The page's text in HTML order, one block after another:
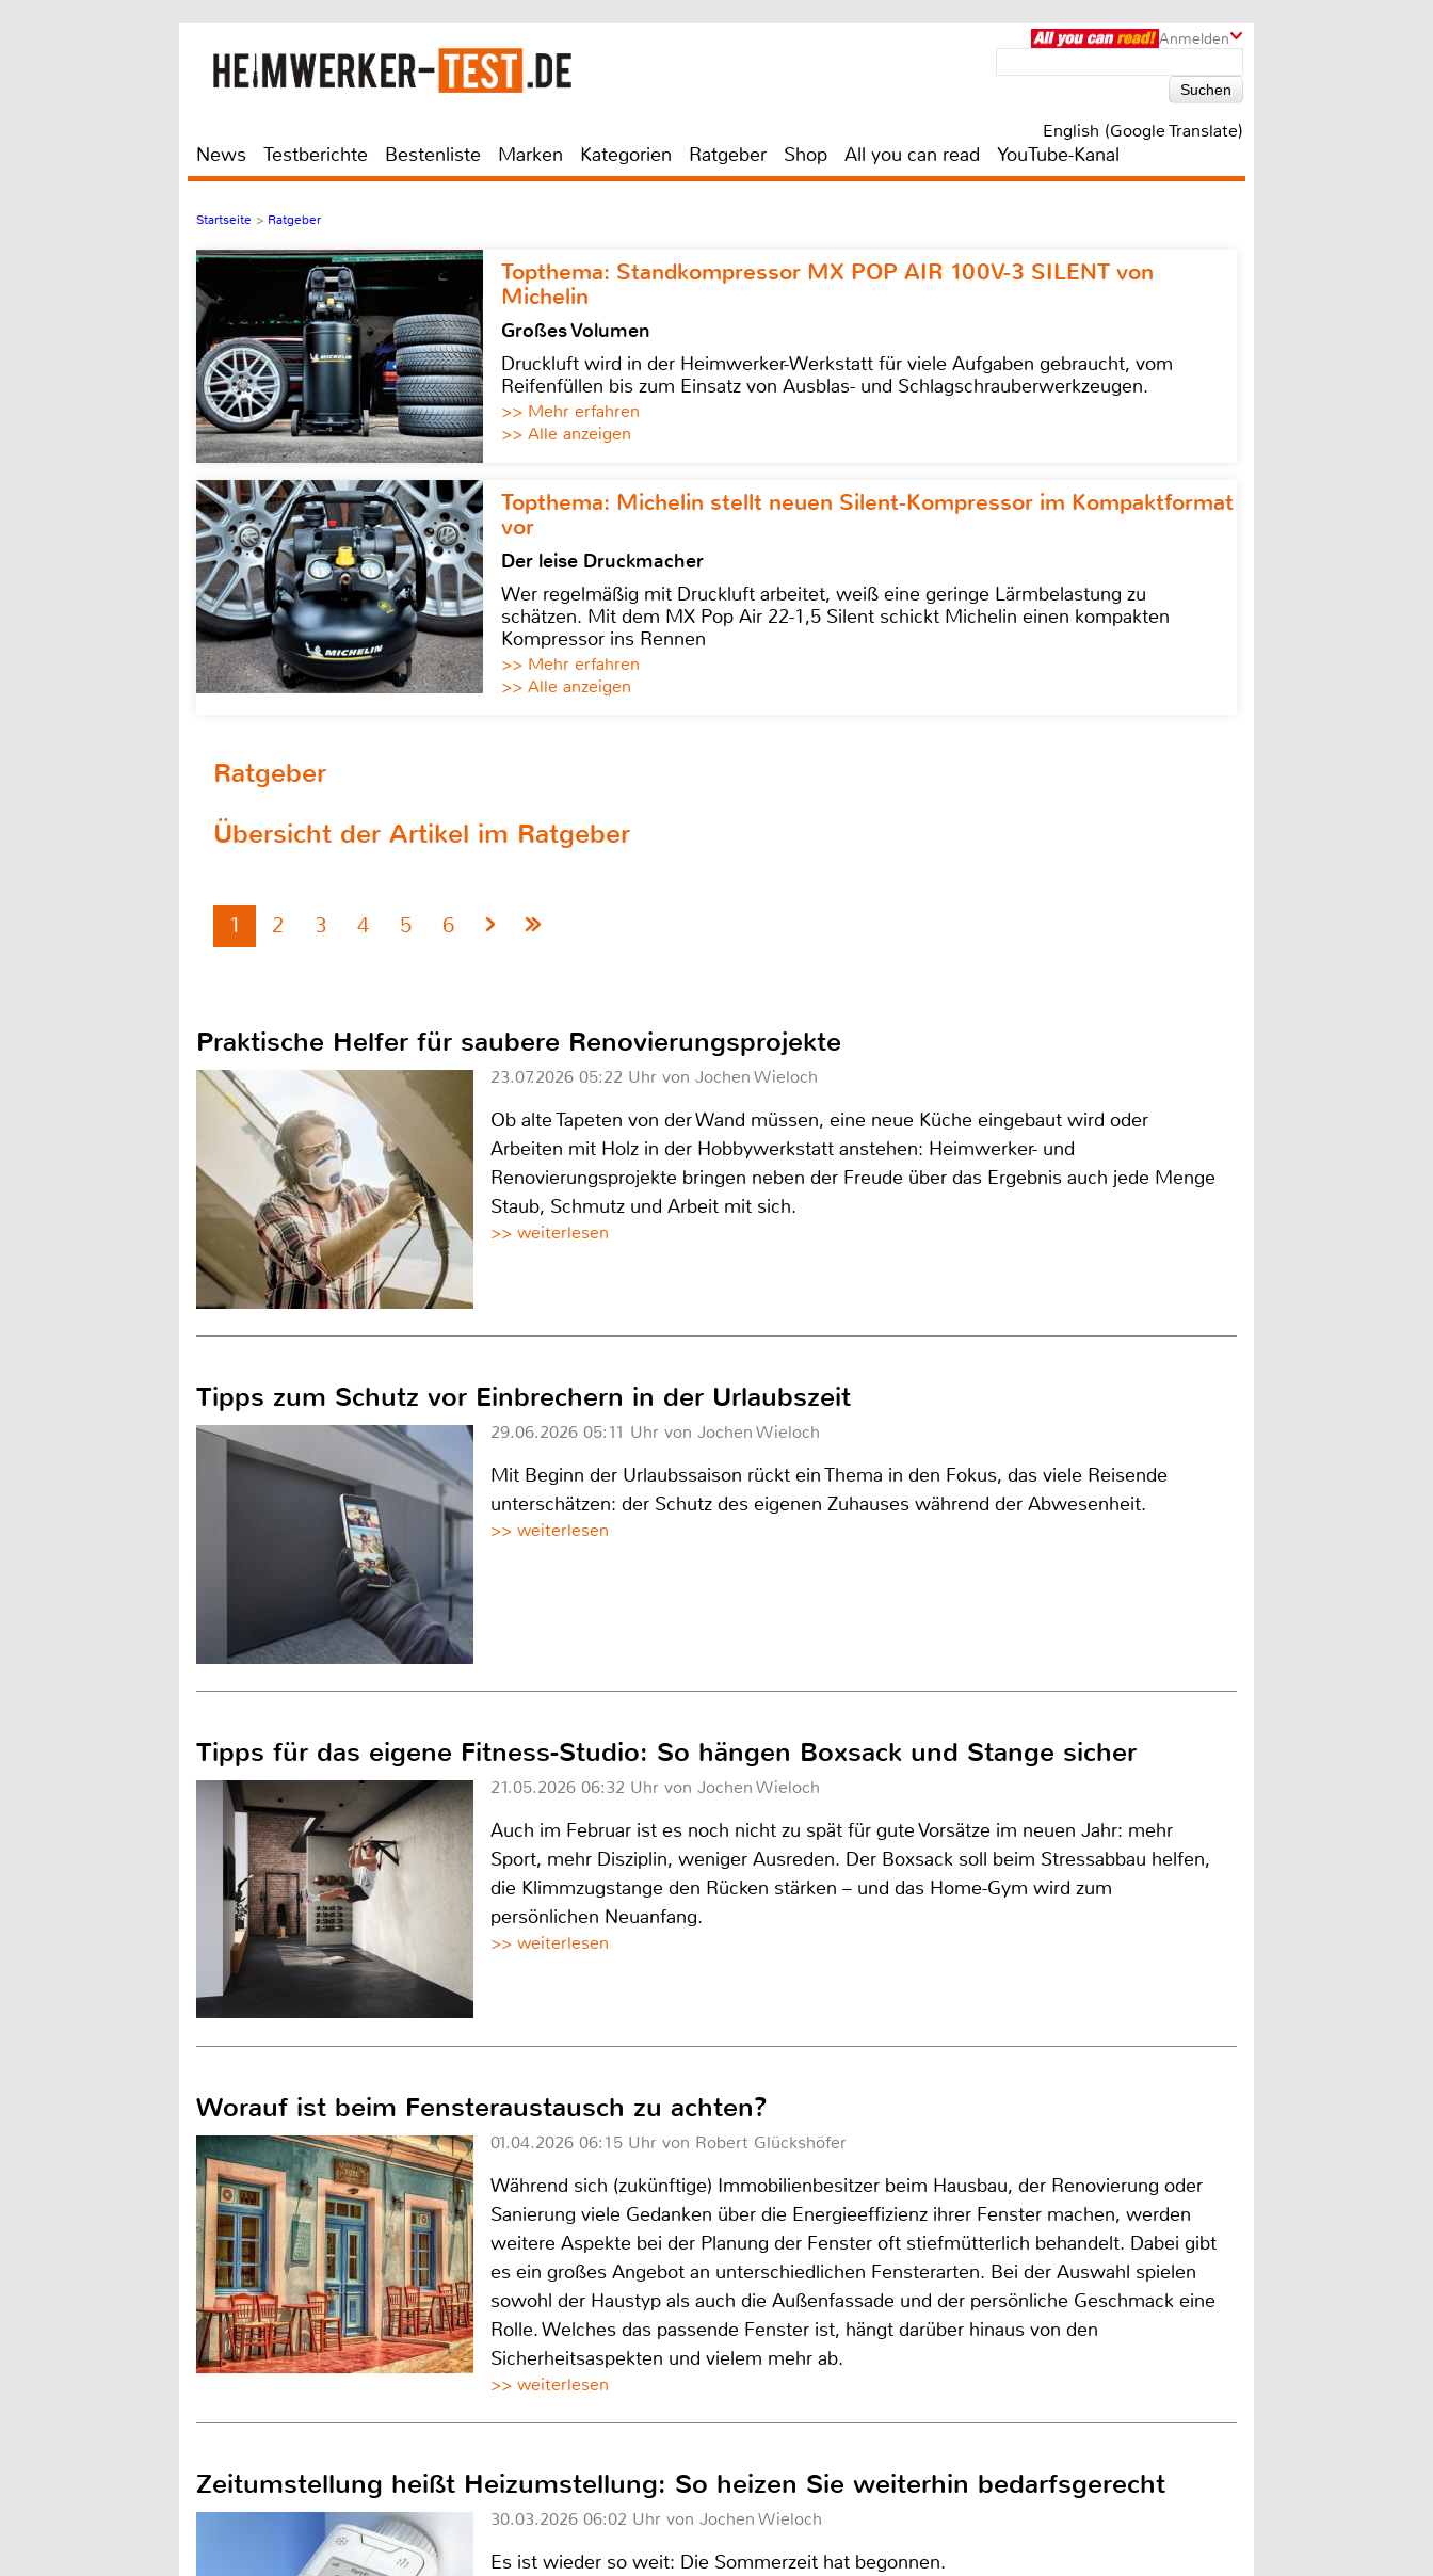
Anmelden
English (Google Translate)
News Testberichte Bestenliste Marken Kategorien Ratgeber Shop All you can read YouTube-Kanal
Startseite > Ratgeber
Topthema: Standkompressor MX POP AIR 100V-3 SILENT von
Michelin
Großes Volumen
Druckluft wird in der Heimwerker-Werkstatt für viele Aufgaben gebraucht, vom
Reifenfüllen bis zum Einsatz von Ausblas- und Schlagschrauberwerkzeugen.
>> Mehr erfahren
>> Alle anzeigen
Topthema: Michelin stellt neuen Silent-Kompressor im Kompaktformat
vor
Der leise Druckmacher
Wer regelmäßig mit Druckluft arbeitet, weiß eine geringe Lärmbelastung zu
schätzen. Mit dem MX Pop Air 22-1,5 Silent schickt Michelin einen kompakten
Kompressor ins Rennen
>> Mehr erfahren
>> Alle anzeigen
Ratgeber
Übersicht der Artikel im Ratgeber
1 2 3 4 5 6
Praktische Helfer für saubere Renovierungsprojekte
23.07.2026 05:22 Uhr von Jochen Wieloch
Ob alte Tapeten von der Wand müssen, eine neue Küche eingebaut wird oder
Arbeiten mit Holz in der Hobbywerkstatt anstehen: Heimwerker- und
Renovierungsprojekte bringen neben der Freude über das Ergebnis auch jede Menge
Staub, Schmutz und Arbeit mit sich.
>> weiterlesen
Tipps zum Schutz vor Einbrechern in der Urlaubszeit
29.06.2026 05:11 Uhr von Jochen Wieloch
Mit Beginn der Urlaubssaison rückt ein Thema in den Fokus, das viele Reisende
unterschätzen: der Schutz des eigenen Zuhauses während der Abwesenheit.
>> weiterlesen
Tipps für das eigene Fitness-Studio: So hängen Boxsack und Stange sicher
21.05.2026 06:32 Uhr von Jochen Wieloch
Auch im Februar ist es noch nicht zu spät für gute Vorsätze im neuen Jahr: mehr
Sport, mehr Disziplin, weniger Ausreden. Der Boxsack soll beim Stressabbau helfen,
die Klimmzugstange den Rücken stärken – und das Home-Gym wird zum
persönlichen Neuanfang.
>> weiterlesen
Worauf ist beim Fensteraustausch zu achten?
01.04.2026 06:15 Uhr von Robert Glückshöfer
Während sich (zukünftige) Immobilienbesitzer beim Hausbau, der Renovierung oder
Sanierung viele Gedanken über die Energieeffizienz ihrer Fenster machen, werden
weitere Aspekte bei der Planung der Fenster oft stiefmütterlich behandelt. Dabei gibt
es ein großes Angebot an unterschiedlichen Fensterarten. Bei der Auswahl spielen
sowohl der Haustyp als auch die Außenfassade und der persönliche Geschmack eine
Rolle. Welches das passende Fenster ist, hängt darüber hinaus von den
Sicherheitsaspekten und vielem mehr ab.
>> weiterlesen
Zeitumstellung heißt Heizumstellung: So heizen Sie weiterhin bedarfsgerecht
30.03.2026 06:02 Uhr von Jochen Wieloch
Es ist wieder so weit: Die Sommerzeit hat begonnen.